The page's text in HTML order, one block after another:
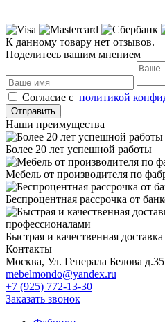
К данному товару нет отзывов.
Поделитесь вашим мнением
Cогласие с политикой
Отправить
Наши преимущества
Более 20 лет успешной работы
Мебель от производителя по
Беспроцентная рассрочка от
Быстрая и качественная
Контакты
Москва, Ул. Генерала Белова д.35
mebelmondo@yandex.ru
+7 (925) 772-13-30
Заказать звонок